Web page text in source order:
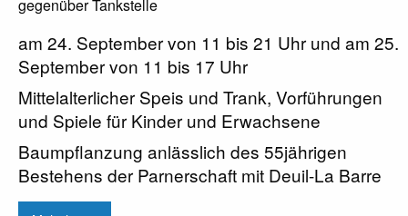
gegenüber Tankstelle
am 24. September von 11 bis 21 Uhr und am 25.
September von 11 bis 17 Uhr
Mittelalterlicher Speis und Trank, Vorführungen
und Spiele für Kinder und Erwachsene
Baumpflanzung anlässlich des 55jährigen
Bestehens der Parnerschaft mit Deuil-La Barre